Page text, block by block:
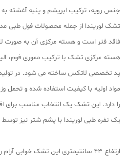
جنس رویه، ترکیب ابریشم و پنبه آغشته به
تشک لوریندا از جمله محصولات فول
فاقد فنر است و هسته مرکزی آن به صورت
هسته مرکزی تشک با ترکیب مموری فوم،
پد تخصصی لاتکس ساخته می شود. در
را دارد. این تشک یک انتخاب مناسب
یک نفره طبی لوریندا با پشم شتر نیز
ارتفاع ۴۳ سانتیمتری این تشک خوابی